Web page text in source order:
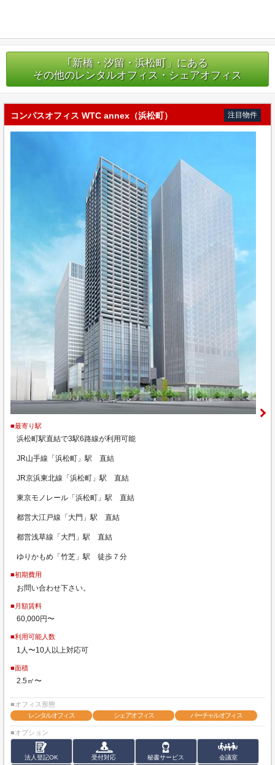
｢新橋・汐留・浜松町」にある
その他のレンタルオフィス・シェアオフィス
コンパスオフィス WTC annex（浜松町） 注目物件
■最寄り駅
浜松町駅直結で3駅6路線が利用可能
JR山手線「浜松町」駅 直結
JR京浜東北線「浜松町」駅 直結
東京モノレール「浜松町」駅 直結
都営大江戸線「大門」駅 直結
都営浅草線「大門」駅 直結
ゆりかもめ「竹芝」駅 徒歩７分
■初期費用
お問い合わせ下さい。
■月額賃料
60,000円〜
■利用可能人数
1人〜10人以上対応可
■面積
2.5㎡〜
■オフィス形態
レンタルオフィス
シェアオフィス バーチャルオフィス
■オプション
法人登記OK 受付対応 秘書サービス 会議室